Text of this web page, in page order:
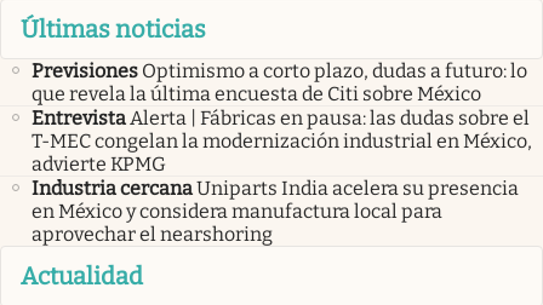
Últimas noticias
Previsiones Optimismo a corto plazo, dudas a futuro: lo
que revela la última encuesta de Citi sobre México
EntrevistaAlerta | Fábricas en pausa: las dudas sobre el
T-MEC congelan la modernización industrial en México,
advierte KPMG
Industria cercanaUniparts India acelera su presencia
en México y considera manufactura local para
aprovechar el nearshoring
Actualidad